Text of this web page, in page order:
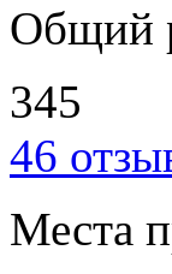
Общий
345
46
Места